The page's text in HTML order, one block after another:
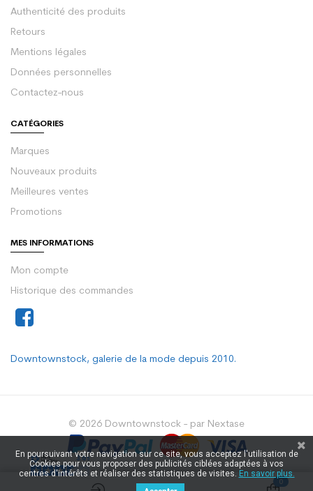
0
Authenticité des produits
Retours
Mentions légales
Données personnelles
Contactez-nous
CATÉGORIES
Marques
Nouveaux produits
Meilleures ventes
Promotions
MES INFORMATIONS
Mon compte
Historique des commandes
Downtownstock, galerie de la mode depuis 2010.
© 2026 Downtownstock - par Nextase
En poursuivant votre navigation sur ce site, vous acceptez l'utilisation de
Cookies pour vous proposer des publicités ciblées adaptées à vos
centres d'intérêts et réaliser des statistiques de visites. En savoir plus.